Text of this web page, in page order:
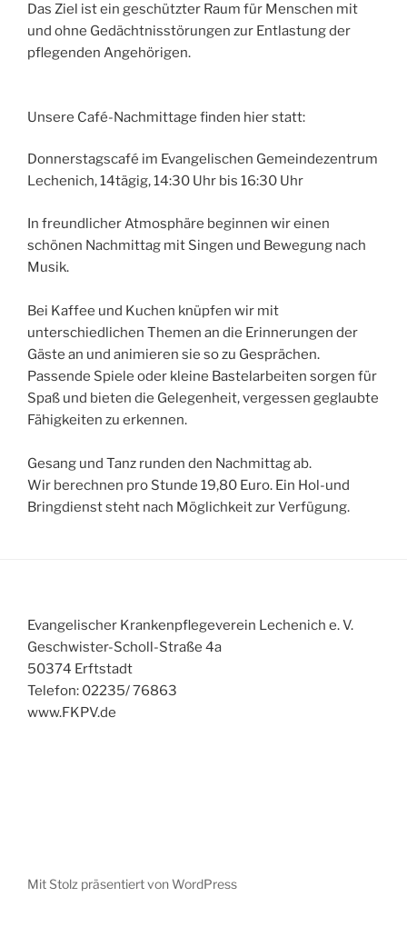
Das Ziel ist ein geschützter Raum für Menschen mit
und ohne Gedächtnisstörungen zur Entlastung der
pflegenden Angehörigen.
Unsere Café-Nachmittage finden hier statt:
Donnerstagscafé im Evangelischen Gemeindezentrum
Lechenich, 14tägig, 14:30 Uhr bis 16:30 Uhr
In freundlicher Atmosphäre beginnen wir einen
schönen Nachmittag mit Singen und Bewegung nach
Musik.
Bei Kaffee und Kuchen knüpfen wir mit
unterschiedlichen Themen an die Erinnerungen der
Gäste an und animieren sie so zu Gesprächen.
Passende Spiele oder kleine Bastelarbeiten sorgen für
Spaß und bieten die Gelegenheit, vergessen geglaubte
Fähigkeiten zu erkennen.
Gesang und Tanz runden den Nachmittag ab.
Wir berechnen pro Stunde 19,80 Euro. Ein Hol-und
Bringdienst steht nach Möglichkeit zur Verfügung.
Evangelischer Krankenpflegeverein Lechenich e. V.
Geschwister-Scholl-Straße 4a
50374 Erftstadt
Telefon: 02235/ 76863
www.FKPV.de
Mit Stolz präsentiert von WordPress